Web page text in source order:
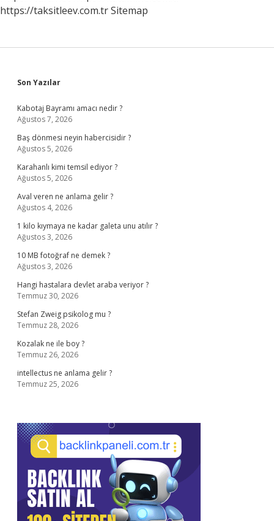
https://taksitleev.com.trSitemap
Sidebar
Son Yazılar
Kabotaj Bayramı amacı nedir ?
Ağustos 7, 2026
Baş dönmesi neyin habercisidir ?
Ağustos 5, 2026
Karahanlı kimi temsil ediyor ?
Ağustos 5, 2026
Aval veren ne anlama gelir ?
Ağustos 4, 2026
1 kilo kıymaya ne kadar galeta unu atılır ?
Ağustos 3, 2026
10 MB fotoğraf ne demek ?
Ağustos 3, 2026
Hangi hastalara devlet araba veriyor ?
Temmuz 30, 2026
Stefan Zweig psikolog mu ?
Temmuz 28, 2026
Kozalak ne ile boy ?
Temmuz 26, 2026
intellectus ne anlama gelir ?
Temmuz 25, 2026